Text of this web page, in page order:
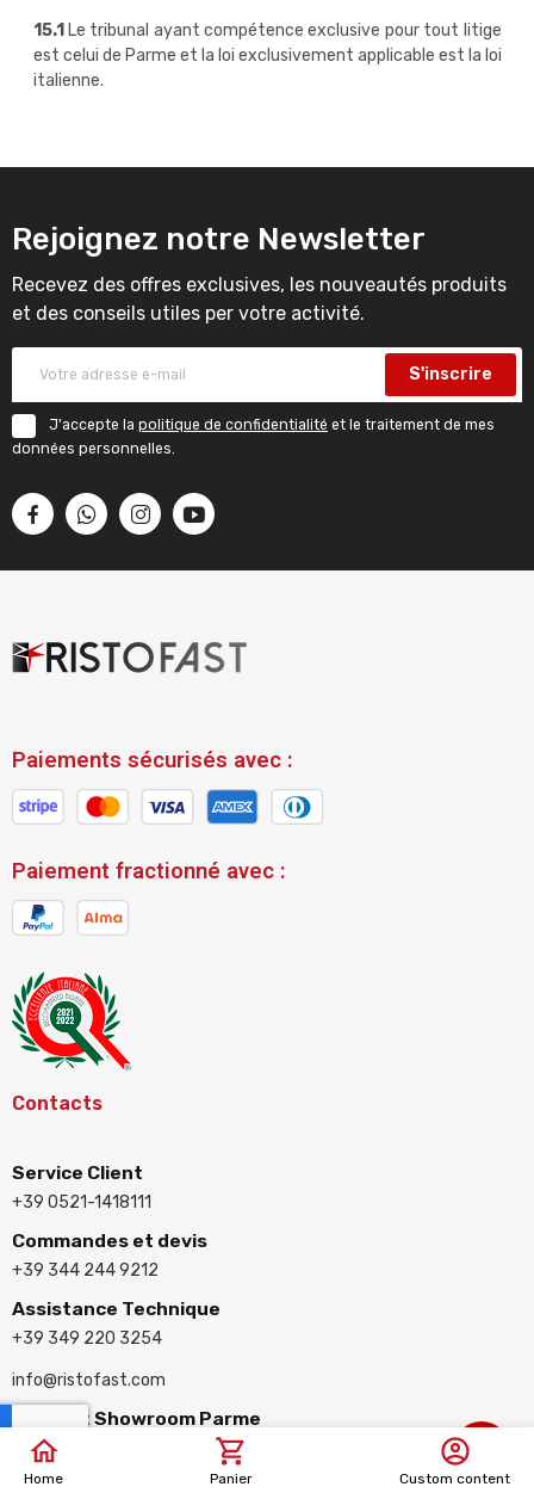
Home Panier Custom content
15.1 Le tribunal ayant compétence exclusive pour tout litige
est celui de Parme et la loi exclusivement applicable est la loi
italienne.
Rejoignez notre Newsletter
Recevez des offres exclusives, les nouveautés produits
et des conseils utiles per votre activité.
S'inscrire
J'accepte la politique de confidentialité et le traitement de mes
données personnelles.
Paiements sécurisés avec :
Paiement fractionné avec :
Contacts
Service Client
+39 0521-1418111
Commandes et devis
+39 344 244 9212
Assistance Technique
+39 349 220 3254
info@ristofast.com
Siège et Showroom Parme
via Pietro Fainardi, 18/A 43126
Parme (Italie)